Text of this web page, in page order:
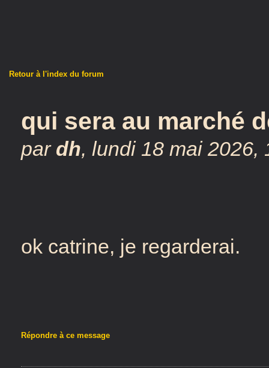
Retour à l'index du forum
qui sera au marché
par dh, lundi 18 mai 2026,
ok catrine, je regarderai.
Répondre à ce message